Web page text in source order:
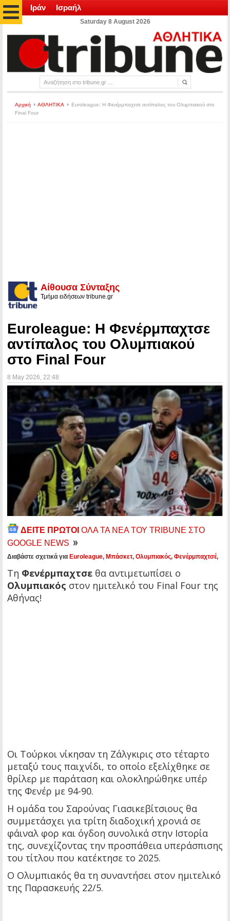
Ιράν Ισραήλ
Saturday 8 August 2026
Αρχική ΑΘΛΗΤΙΚΑ
Euroleague: Η Φενέρμπαχτσε αντίπαλος του Ολυμπιακού στο
Final Four
Αίθουσα Σύνταξης
Τμήμα ειδήσεων tribune.gr
Euroleague: Η Φενέρμπαχτσε
αντίπαλος του Ολυμπιακού
στο Final Four
8 May 2026 , 22:48
ΔΕΙΤΕ ΠΡΩΤΟΙ ΟΛΑ ΤΑ ΝΕΑ ΤΟΥ TRIBUNE ΣΤΟ
GOOGLE NEWS
Διαβάστε σχετικά για Euroleague, Μπάσκετ, Ολυμπιακός, Φενέρμπαχτσέ,
Τη Φενέρμπαχτσε θα αντιμετωπίσει ο
Ολυμπιακός στον ημιτελικό του Final Four της
Αθήνας!
Οι Τούρκοι νίκησαν τη Ζάλγκιρις στο τέταρτο
μεταξύ τους παιχνίδι, το οποίο εξελίχθηκε σε
θρίλερ με παράταση και ολοκληρώθηκε υπέρ
της Φενέρ με 94-90.
Η ομάδα του Σαρούνας Γιασικεβίτσιους θα
συμμετάσχει για τρίτη διαδοχική χρονιά σε
φάιναλ φορ και όγδοη συνολικά στην Ιστορία
της, συνεχίζοντας την προσπάθεια υπεράσπισης
του τίτλου που κατέκτησε το 2025.
Ο Ολυμπιακός θα τη συναντήσει στον ημιτελικό
της Παρασκευής 22/5.